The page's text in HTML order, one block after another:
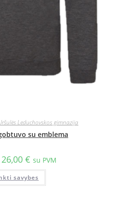
Leduchovskos gimnazija
su emblema
26,00 € su PVM
savybes